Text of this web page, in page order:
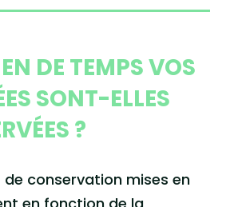
DE TEMPS VOS
SONT-ELLES
?
de conservation mises en